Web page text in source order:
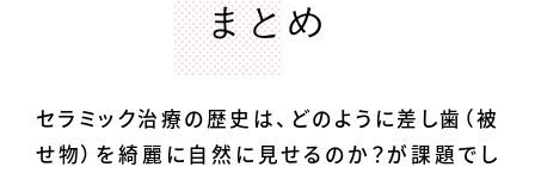
まとめ
セラミック治療の歴史は、どのように差し歯（被
せ物）を綺麗に自然に見せるのか？が課題でし